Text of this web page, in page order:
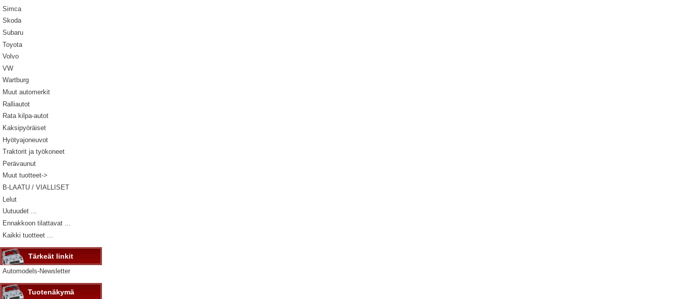
Simca
Skoda
Subaru
Toyota
Volvo
VW
Wartburg
Muut automerkit
Ralliautot
Rata kilpa-autot
Kaksipyöräiset
Hyötyajoneuvot
Traktorit ja työkoneet
Perävaunut
Muut tuotteet->
B-LAATU / VIALLISET
Lelut
Uutuudet ...
Ennakkoon tilattavat ...
Kaikki tuotteet ...
Tärkeät linkit
Automodels-Newsletter
Tuotenäkymä